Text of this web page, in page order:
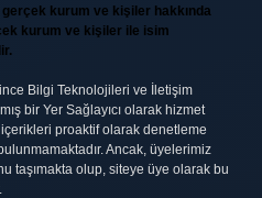
kurum ve kişiler hakkında
kurum ve kişiler ile isim
Bilgi Teknolojileri ve İletişim
bir Yer Sağlayıcı olarak hizmet
proaktif olarak denetleme
Ancak, üyelerimiz
taşımakta olup, siteye üye olarak bu